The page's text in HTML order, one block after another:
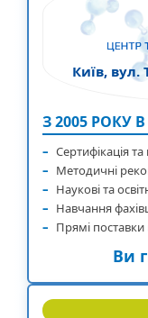
Київ, вул.
З 2005 РОКУ В
– Сертифікація та
– Методичні
– Наукові та
– Навчання
– Прямі поставки
Ви